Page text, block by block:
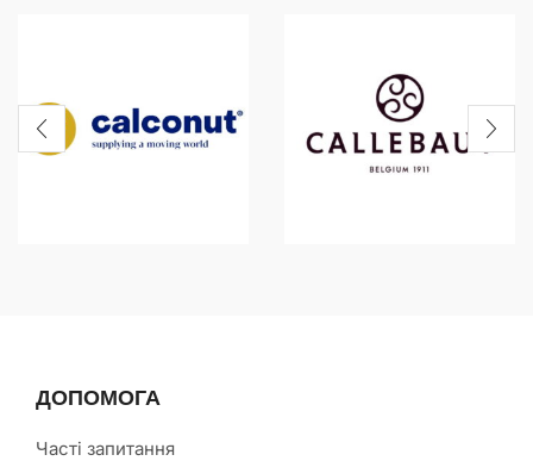
ДОПОМОГА
Часті запитання